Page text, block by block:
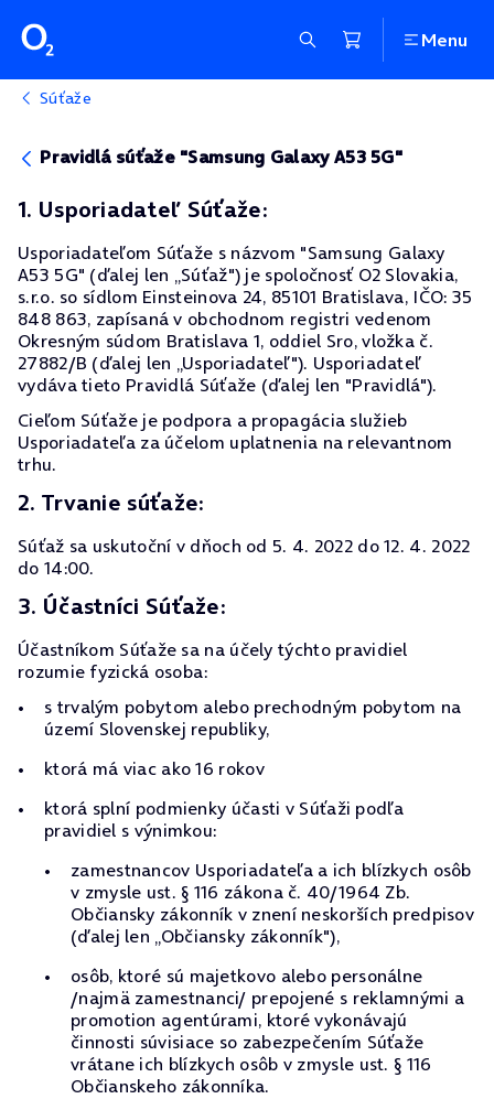
Menu
Súťaže
Pravidlá súťaže "Samsung Galaxy A53 5G"
1. Usporiadateľ Súťaže:
Usporiadateľom Súťaže s názvom "Samsung Galaxy
A53 5G" (ďalej len „Súťaž") je spoločnosť O2 Slovakia,
s.r.o. so sídlom Einsteinova 24, 85101 Bratislava, IČO: 35
848 863, zapísaná v obchodnom registri vedenom
Okresným súdom Bratislava 1, oddiel Sro, vložka č.
27882/B (ďalej len „Usporiadateľ"). Usporiadateľ
vydáva tieto Pravidlá Súťaže (ďalej len "Pravidlá").
Cieľom Súťaže je podpora a propagácia služieb
Usporiadateľa za účelom uplatnenia na relevantnom
trhu.
2. Trvanie súťaže:
Súťaž sa uskutoční v dňoch od 5. 4. 2022 do 12. 4. 2022
do 14:00.
3. Účastníci Súťaže:
Účastníkom Súťaže sa na účely týchto pravidiel
rozumie fyzická osoba:
s trvalým pobytom alebo prechodným pobytom na
území Slovenskej republiky,
ktorá má viac ako 16 rokov
ktorá splní podmienky účasti v Súťaži podľa
pravidiel s výnimkou:
zamestnancov Usporiadateľa a ich blízkych osôb
v zmysle ust. § 116 zákona č. 40/1964 Zb.
Občiansky zákonník v znení neskorších predpisov
(ďalej len „Občiansky zákonník"),
osôb, ktoré sú majetkovo alebo personálne
/najmä zamestnanci/ prepojené s reklamnými a
promotion agentúrami, ktoré vykonávajú
činnosti súvisiace so zabezpečením Súťaže
vrátane ich blízkych osôb v zmysle ust. § 116
Občianskeho zákonníka.